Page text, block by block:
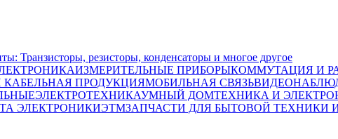
резисторы, конденсаторы и многое другое
ИЗМЕРИТЕЛЬНЫЕ ПРИБОРЫКОММУТАЦИЯ И
КАБЕЛЬНАЯ ПРОДУКЦИЯМОБИЛЬНАЯ СВЯЗЬ
ЭЛЕКТРОТЕХНИКАУМНЫЙ ДОМТЕХНИКА И
ЭЛЕКТРОНИКИЭТМЗАПЧАСТИ ДЛЯ БЫТОВОЙ ТЕХНИКИ